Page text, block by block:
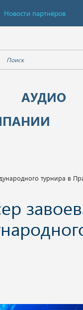
Новости партнёров
АУДИО
турнира в